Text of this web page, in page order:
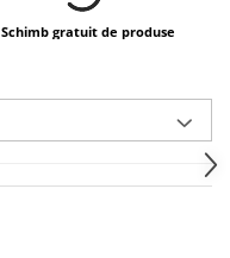
Schimb gratuit de produse